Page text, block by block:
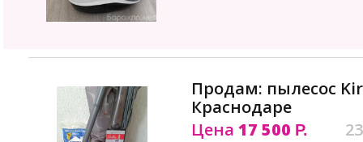
Продам: пылесос
Краснодаре
Цена 17 500 Р.